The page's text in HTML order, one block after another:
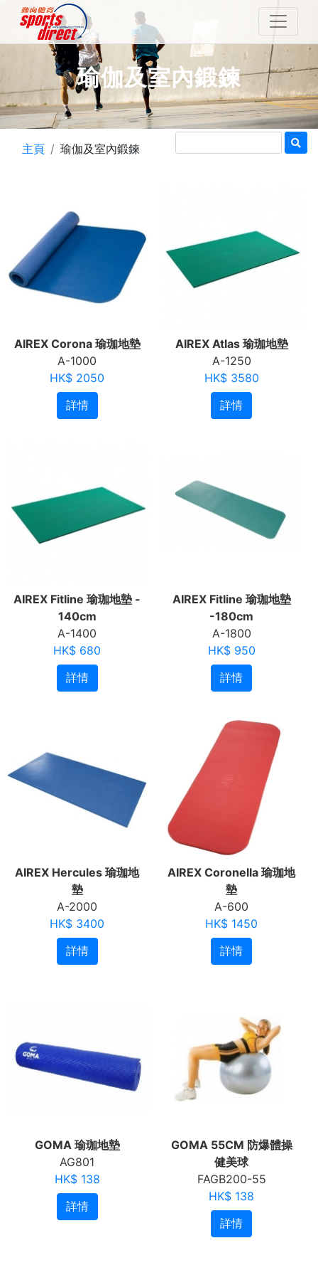
瑜伽及室內鍛鍊
主頁 瑜伽及室內鍛鍊
AIREX Corona 瑜珈地墊
A-1000
HK$ 2050
詳情
AIREX Atlas 瑜珈地墊
A-1250
HK$ 3580
詳情
AIREX Fitline 瑜珈地墊 -
140cm
A-1400
HK$ 680
詳情
AIREX Fitline 瑜珈地墊
-180cm
A-1800
HK$ 950
詳情
AIREX Hercules 瑜珈地
墊
A-2000
HK$ 3400
詳情
AIREX Coronella 瑜珈地
墊
A-600
HK$ 1450
詳情
GOMA 瑜珈地墊
AG801
HK$ 138
詳情
GOMA 55CM 防爆體操
健美球
FAGB200-55
HK$ 138
詳情